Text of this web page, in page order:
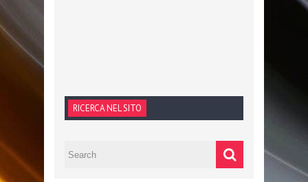
RICERCA NEL SITO